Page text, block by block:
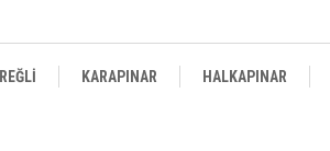
KARAPINAR HALKAPINAR